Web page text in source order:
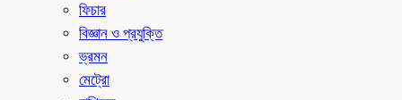
ফিচার
বিজ্ঞান ও প্রযুক্তি
ভ্রমন
মেট্রো